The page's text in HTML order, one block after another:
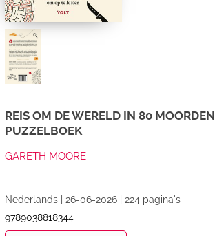
REIS OM DE WERELD IN 80 MOORDEN
PUZZELBOEK
GARETH MOORE
Nederlands | 26-06-2026 | 224 pagina's
9789038818344